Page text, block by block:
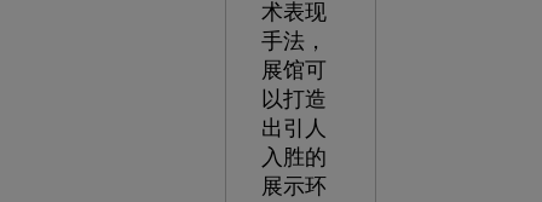
术表现
手法，
展馆可
以打造
出引人
入胜的
展示环